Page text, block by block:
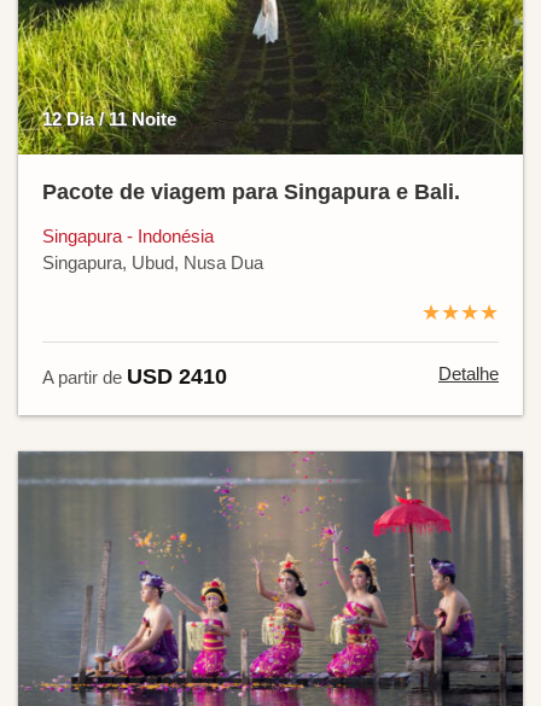
12 Dia / 11 Noite
Pacote de viagem para Singapura e Bali.
Singapura - Indonésia
Singapura, Ubud, Nusa Dua
★★★★
A partir de USD 2410 Detalhe